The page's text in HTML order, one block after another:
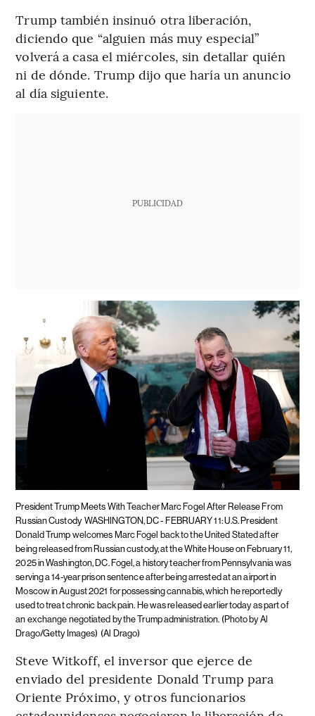
Trump también insinuó otra liberación,
diciendo que “alguien más muy especial”
volverá a casa el miércoles, sin detallar quién
ni de dónde. Trump dijo que haría un anuncio
al día siguiente.
PUBLICIDAD
President Trump Meets With Teacher Marc Fogel After Release From
Russian Custody WASHINGTON, DC - FEBRUARY 11: U.S. President
Donald Trump welcomes Marc Fogel back to the United Stated after
being released from Russian custody, at the White House on February 11,
2025 in Washington, DC. Fogel, a history teacher from Pennsylvania was
serving a 14-year prison sentence after being arrested at an airport in
Moscow in August 2021 for possessing cannabis, which he reportedly
used to treat chronic back pain. He was released earlier today as part of
an exchange negotiated by the Trump administration. (Photo by Al
Drago/Getty Images) (Al Drago)
Steve Witkoff, el inversor que ejerce de
enviado del presidente Donald Trump para
Oriente Próximo, y otros funcionarios